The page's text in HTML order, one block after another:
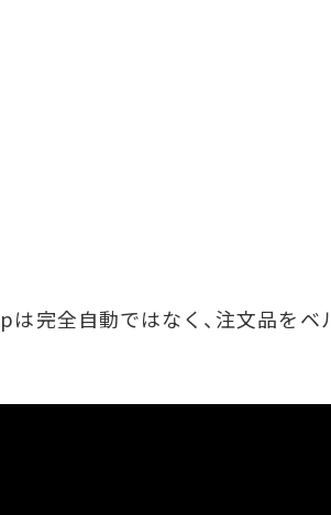
完全自動ではなく、注文品をベ